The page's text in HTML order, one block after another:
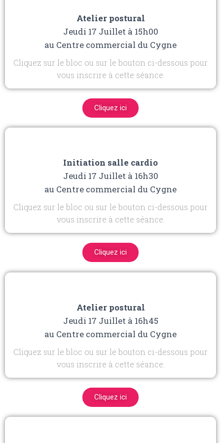
Atelier postural
Jeudi 17 Juillet à 15h00
au Centre commercial du Cygne
Cliquez sur le bloc ou sur le bouton ci-dessous pour
vous inscrire à cette séance.
Cliquez ici
Initiation salle cardio
Jeudi 17 Juillet à 16h30
au Centre commercial du Cygne
Cliquez sur le bloc ou sur le bouton ci-dessous pour
vous inscrire à cette séance.
Cliquez ici
Atelier postural
Jeudi 17 Juillet à 16h45
au Centre commercial du Cygne
Cliquez sur le bloc ou sur le bouton ci-dessous pour
vous inscrire à cette séance.
Cliquez ici